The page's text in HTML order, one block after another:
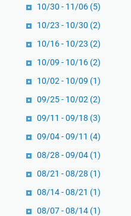
10/30 - 11/06 (5)
10/23 - 10/30 (2)
10/16 - 10/23 (2)
10/09 - 10/16 (2)
10/02 - 10/09 (1)
09/25 - 10/02 (2)
09/11 - 09/18 (3)
09/04 - 09/11 (4)
08/28 - 09/04 (1)
08/21 - 08/28 (1)
08/14 - 08/21 (1)
08/07 - 08/14 (1)